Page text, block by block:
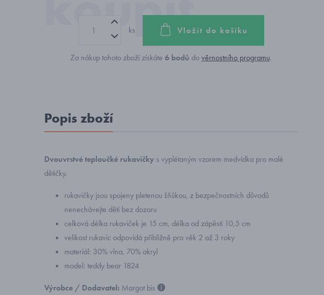
ks Vložit do košíku
Za nákup tohoto zboží získáte 6 bodů dověrnostního programu.
Popis zboží
Dvouvrstvé teploučké rukavičky s vyplétaným vzorem medvídka pro malé
dětičky.
rukavičky jsou spojeny pletenou šňůkou, z bezpečnostních důvodů
nenechávejte děti bez dozoru
celková délka rukaviček je 15 cm, délka od zápěstí 10,5 cm
velikost rukavic odpovídá přibližně pro věk 2 až 3 roky
materiál: 30% vlna, 70% akryl
model: teddy bear 1824
Výrobce / Dodavatel: Margot bis